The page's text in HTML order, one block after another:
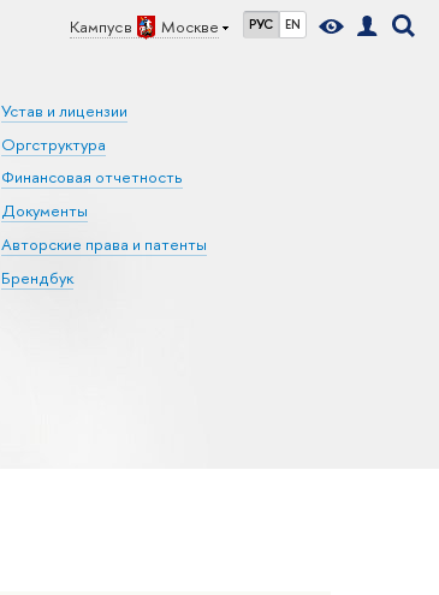
Кампус в Москве РУС EN
Устав и лицензии
Оргструктура
Финансовая отчетность
Документы
Авторские права и патенты
Брендбук